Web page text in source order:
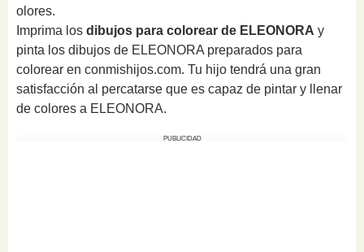
olores.
Imprima los dibujos para colorear de ELEONORA y
pinta los dibujos de ELEONORA preparados para
colorear en conmishijos.com. Tu hijo tendrá una gran
satisfacción al percatarse que es capaz de pintar y llenar
de colores a ELEONORA.
PUBLICIDAD